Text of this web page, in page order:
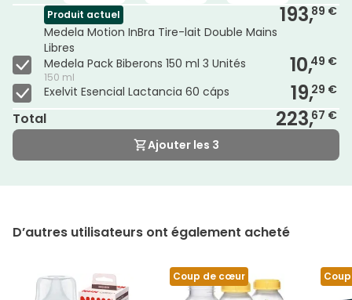
Produit actuel
Medela Motion InBra Tire-lait Double Mains
Libres
193,89 €
Medela Pack Biberons 150 ml 3 Unités
150 ml 10,49 €
Exelvit Esencial Lactancia 60 cáps
19,29 €
Total 223,67 €
Ajouter les 3
D’autres utilisateurs ont également acheté
Coup de cœur